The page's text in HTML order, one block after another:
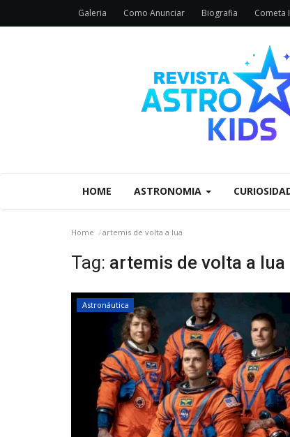
Galeria Como Anunciar Biografia Cometa
HOME ASTRONOMIA
Home artemis de volta a lua
Tag: artemis de volta a lua
Astronáutica